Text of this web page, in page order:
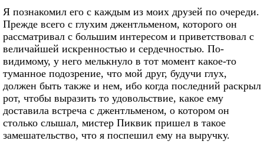
Я познакомил его с каждым из моих друзей по очереди.
Прежде всего с глухим джентльменом, которого он
рассматривал с большим интересом и приветствовал с
величайшей искренностью и сердечностью. По-
видимому, у него мелькнуло в тот момент какое-то
туманное подозрение, что мой друг, будучи глух,
должен быть также и нем, ибо когда последний раскрыл
рот, чтобы выразить то удовольствие, какое ему
доставила встреча с джентльменом, о котором он
столько слышал, мистер Пиквик пришел в такое
замешательство, что я поспешил ему на выручку.